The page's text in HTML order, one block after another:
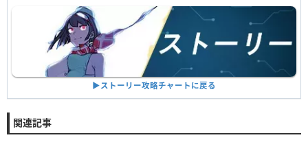
▶︎ストーリー攻略チャートに戻る
関連記事